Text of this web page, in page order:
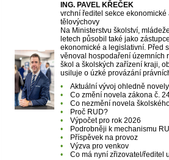
ING. PAVEL KŘEČEK
vrchní ředitel sekce
tělovýchovy
Na Ministerstvu školství,
letech působil také jako
ekonomické a legislativní. Před
věnoval hospodaření územních
škol a školských zařízení kraji,
usiluje o úzké provázání
•
Aktuální vývoj ohledně
•
Co změní novela zákona č.
•
Co nezmění novela
•
Proč RUD?
•
Výpočet pro rok 2026
•
Podrobněji k mechanismu
•
Příspěvek na provoz
•
Výzva pro venkov
•
Co má nyní zřizovatel/ředitel